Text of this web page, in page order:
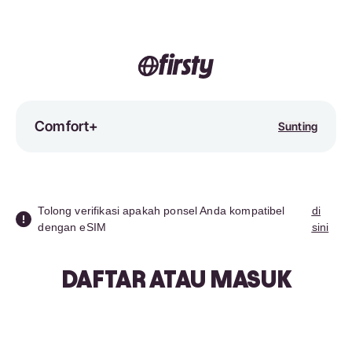
Tolong verifikasi apakah ponsel Anda kompatibel
dengan eSIM
di
sini
DAFTAR ATAU MASUK
Comfort+ Sunting